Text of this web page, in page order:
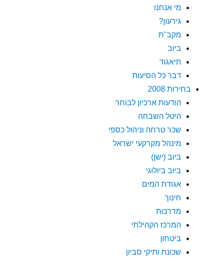
מי אנחנו
גירעון?
מקב"ת
ביוב
תיאגוד
דבר כל הסיעות
בחירות 2008
הודעות ארכיון לבוחר
היטל השבחה
שכר טרחה וניהול כספי
מינהל מקרקעי ישראל
ביוב (ישן)
ביוב ביולוגי
אגודת המים
חינוך
מדרכות
המרכז הקהילתי
ביטחון
שכונת ותיקי סביון